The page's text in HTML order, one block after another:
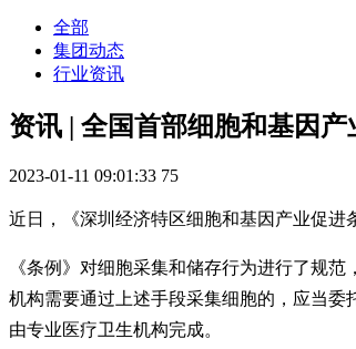
全部
集团动态
行业资讯
资讯 | 全国首部细胞和基因
2023-01-11 09:01:33 75
近日，《深圳经济特区细胞和基因产业促进
《条例》对细胞采集和储存行为进行了规
机构需要通过上述手段采集细胞的，应当
由专业医疗卫生机构完成。